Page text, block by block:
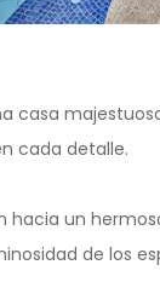
casa
cada detalle.
hacia un
de los